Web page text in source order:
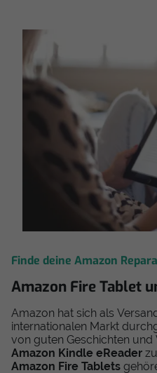
Finde deine Amazon
Amazon Fire Tablet
Amazon hat sich als
internationalen Markt
von guten Geschichten und
Amazon Kindle eReader
Amazon Fire Tablets